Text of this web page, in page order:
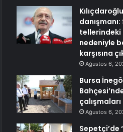
danışmanı:
tellerindeki
nedeniyle
karşısına
Ağustos 6,
Bursa
Ağustos 6,
Sepetçi’de